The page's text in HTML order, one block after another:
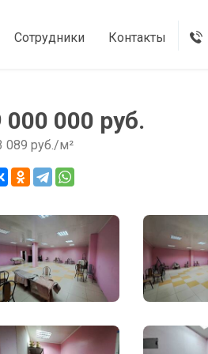
Сотрудники Контакты
000 000 руб.
089 руб./м²